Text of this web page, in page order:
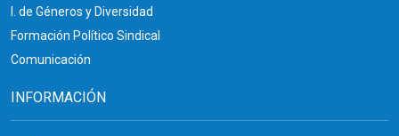
I. de Géneros y Diversidad
Formación Político Sindical
Comunicación
INFORMACIÓN